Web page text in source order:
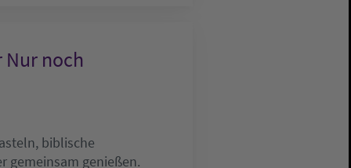
Nur noch
biblische
gemeinsam genießen.